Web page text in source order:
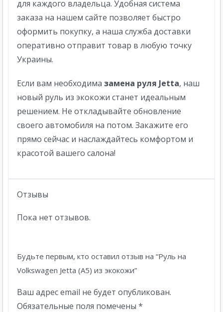
для каждого владельца. Удобная система
заказа на нашем сайте позволяет быстро
оформить покупку, а наша служба доставки
оперативно отправит товар в любую точку
Украины.
Если вам необходима замена руля Jetta, наш
новый руль из экокожи станет идеальным
решением. Не откладывайте обновление
своего автомобиля на потом. Закажите его
прямо сейчас и наслаждайтесь комфортом и
красотой вашего салона!
Отзывы
Пока нет отзывов.
Будьте первым, кто оставил отзыв на “Руль на
Volkswagen Jetta (A5) из экокожи”
Ваш адрес email не будет опубликован.
Обязательные поля помечены *